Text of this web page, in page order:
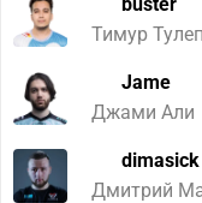
Тимур
Jame
Джами Али
dimasick
Дмитрий